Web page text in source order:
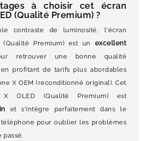
à choisir cet écran
(Qualité Premium) ?
contraste de luminosité, l'écran
(Qualité Premium) est un excellent
retrouver une bonne qualité
profitant de tarifs plus abordables
X OEM (reconditionné original). Cet
OLED (Qualité Premium) est
et s'intègre parfaitement dans le
téléphone pour oublier les problèmes
passé.